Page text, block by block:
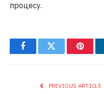
процесу.
FacebookTwitter
PREVIOUS ARTICLE